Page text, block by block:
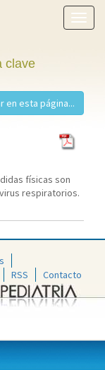
menú
clave
físicas son
respiratorios.
RSS Contacto